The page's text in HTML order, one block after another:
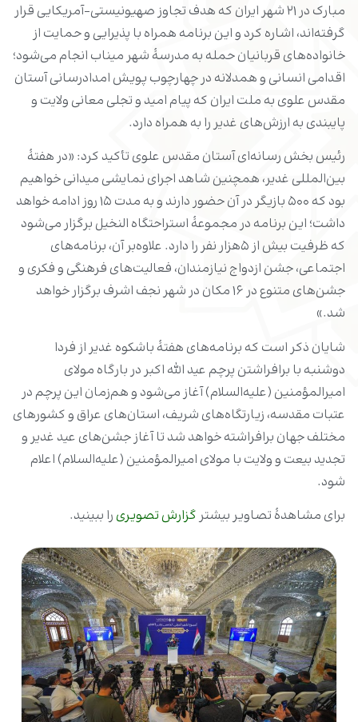
مبارک در ۲۱ شهر ایران که هدف تجاوز صهیونیستی–آمریکایی قرار
گرفته‌اند، اشاره کرد و این برنامه همراه با پذیرایی و حمایت از
خانواده‌های قربانیان حمله به مدرسۀ شهر میناب انجام می‌شود؛
اقدامی انسانی و همدلانه در چهارچوب پویش امدادرسانی آستان
مقدس علوی به ملت ایران که پیام امید و تجلی معانی ولایت و
پایبندی به ارزش‌های غدیر را به همراه دارد.
رئیس بخش رسانه‌ای آستان مقدس علوی تأکید کرد: «در هفتۀ
بین‌المللی غدیر، همچنین شاهد اجرای نمایشی میدانی خواهیم
بود که ۵۰۰ بازیگر در آن حضور دارند و به مدت ۱۵ روز ادامه خواهد
داشت؛ این برنامه در مجموعۀ استراحتگاه النخیل برگزار می‌شود
که ظرفیت بیش از ۵هزار نفر را دارد.
علاوه‌بر آن، برنامه‌های
اجتماعی، جشن ازدواج نیازمندان، فعالیت‌های فرهنگی و فکری و
جشن‌های متنوع در ۱۶ مکان در شهر نجف اشرف برگزار خواهد
شد.»
شایان ذکر است که برنامه‌های هفتۀ باشکوه غدیر از فردا
دوشنبه با برافراشتن پرچم عید الله اکبر در بارگاه مولای
امیرالمؤمنین (علیه‌السلام) آغاز می‌شود و هم‌زمان این پرچم در
عتبات مقدسه، زیارتگاه‌های شریف، استان‌های عراق و کشورهای
مختلف جهان برافراشته خواهد شد تا آغاز جشن‌های عید غدیر و
تجدید بیعت و ولایت با مولای امیرالمؤمنین (علیه‌السلام) اعلام
شود.
برای مشاهدۀ تصاویر بیشترگزارش تصویری را ببینید.